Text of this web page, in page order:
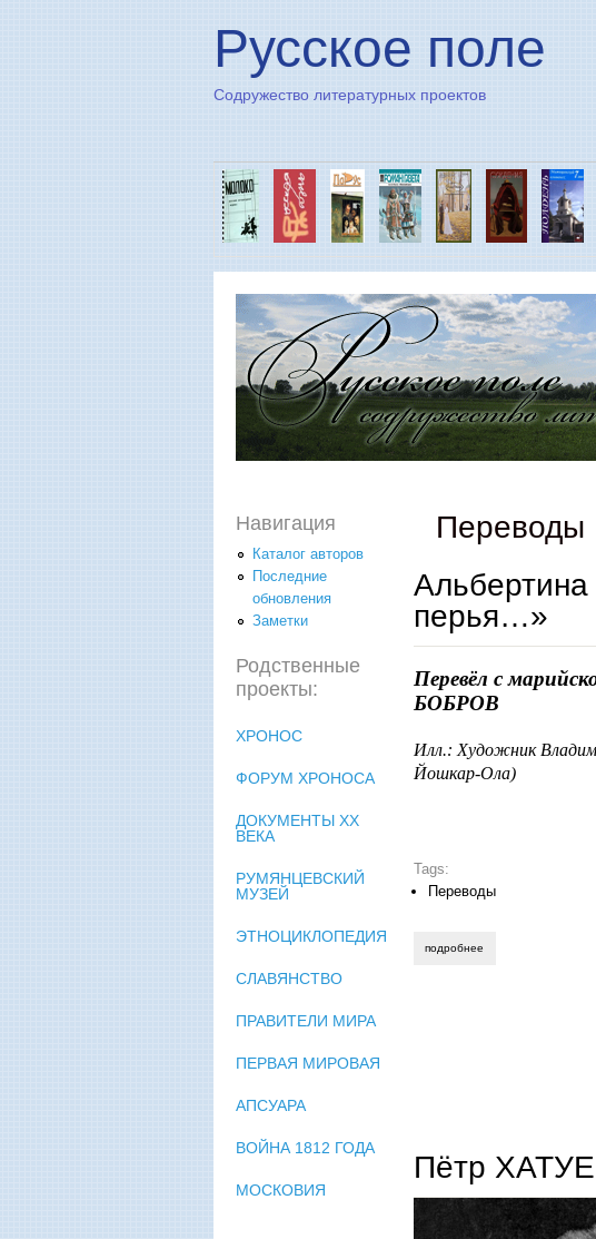
Русское поле
Содружество литературных проектов
Переводы
перья…»
Перевёл с
БОБРОВ
Илл.: Художник
Йошкар-Ола)
Tags:
Переводы
подробнее о альбертина
Пётр
Навигация
Каталог авторов
Последние
обновления
Заметки
Родственные
проекты:
ХРОНОС
ФОРУМ ХРОНОСА
ДОКУМЕНТЫ XX
ВЕКА
РУМЯНЦЕВСКИЙ
МУЗЕЙ
ЭТНОЦИКЛОПЕДИЯ
СЛАВЯНСТВО
ПРАВИТЕЛИ МИРА
ПЕРВАЯ МИРОВАЯ
АПСУАРА
ВОЙНА 1812 ГОДА
МОСКОВИЯ